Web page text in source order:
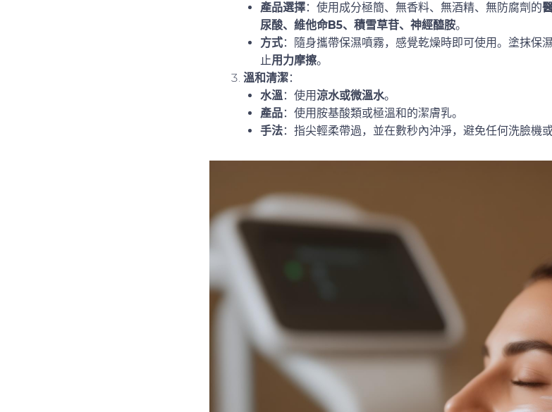
產品選擇：使用成分極簡、無香料、無酒精、無防腐劑的
尿酸、維他命B5、積雪草苷、神經醯胺。
方式：隨身攜帶保濕噴霧，感覺乾燥時即可使用。塗抹保
止用力摩擦。
溫和清潔：
水溫：使用涼水或微溫水。
產品：使用胺基酸類或極溫和的潔膚乳。
手法：指尖輕柔帶過，並在數秒內沖淨，避免任何洗臉機或